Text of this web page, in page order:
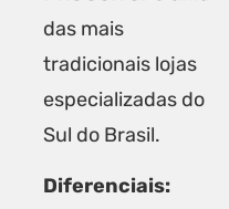
das mais
tradicionais lojas
especializadas do
Sul do Brasil.
Diferenciais: